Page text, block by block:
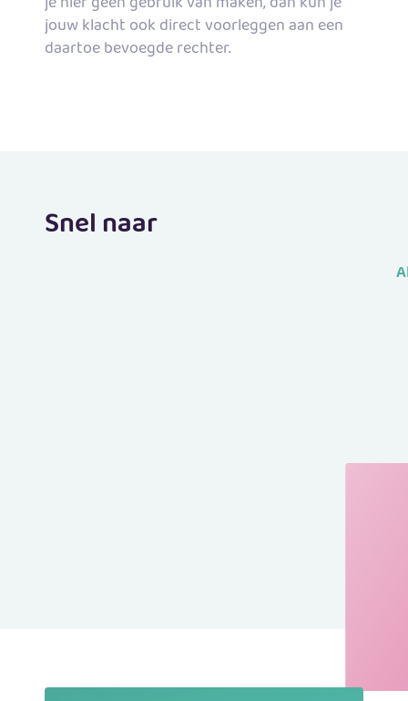
jouw klacht ook direct voorleggen aan een
daartoe bevoegde rechter.
Snel naar